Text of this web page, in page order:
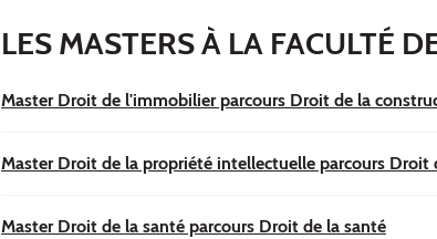
LES MASTERS À LA FACULTÉ
Master Droit de l'immobilier parcours Droit de la
Master Droit de la propriété intellectuelle parcours
Master Droit de la santé parcours Droit de la santé